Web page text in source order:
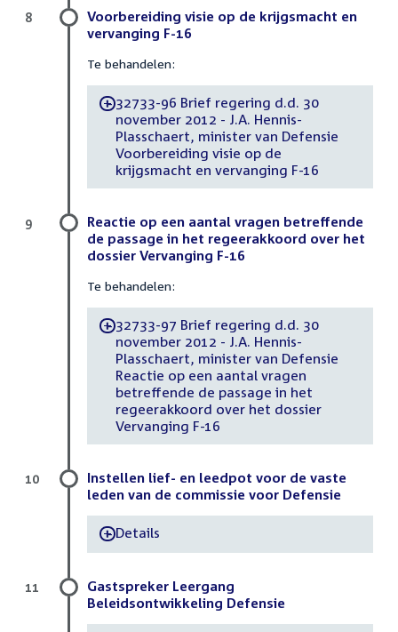
Voorbereiding visie op de krijgsmacht en
vervanging F-16
Te behandelen:
-32733-96 Brief regering d.d. 30
november 2012 - J.A. Hennis-
Plasschaert, minister van Defensie
Voorbereiding visie op de
krijgsmacht en vervanging F-16
8
Reactie op een aantal vragen betreffende
de passage in het regeerakkoord over het
dossier Vervanging F-16
Te behandelen:
-32733-97 Brief regering d.d. 30
november 2012 - J.A. Hennis-
Plasschaert, minister van Defensie
Reactie op een aantal vragen
betreffende de passage in het
regeerakkoord over het dossier
Vervanging F-16
9
Instellen lief- en leedpot voor de vaste
leden van de commissie voor Defensie
-Details
10
Gastspreker Leergang
Beleidsontwikkeling Defensie
11